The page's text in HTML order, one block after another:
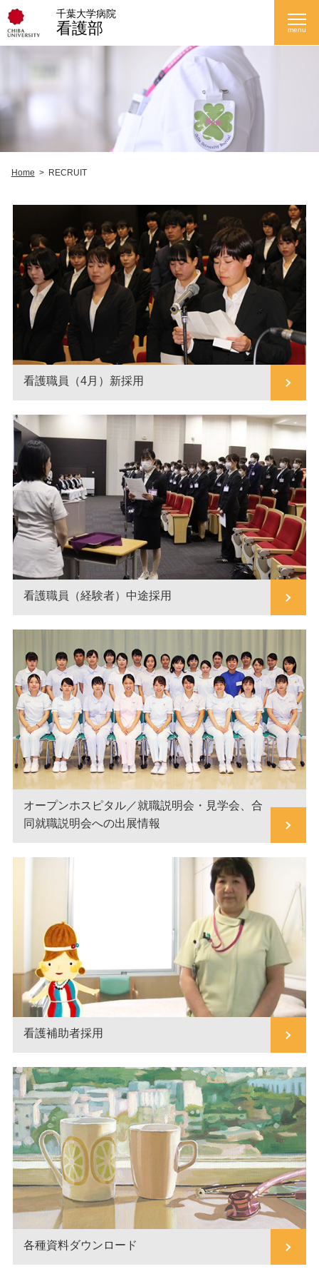
千葉大学病院
看護部 menu
Home > RECRUIT
看護職員（4月）新採用
看護職員（経験者）中途採用
オープンホスピタル／就職説明会・見学会、合
同就職説明会への出展情報
看護補助者採用
各種資料ダウンロード